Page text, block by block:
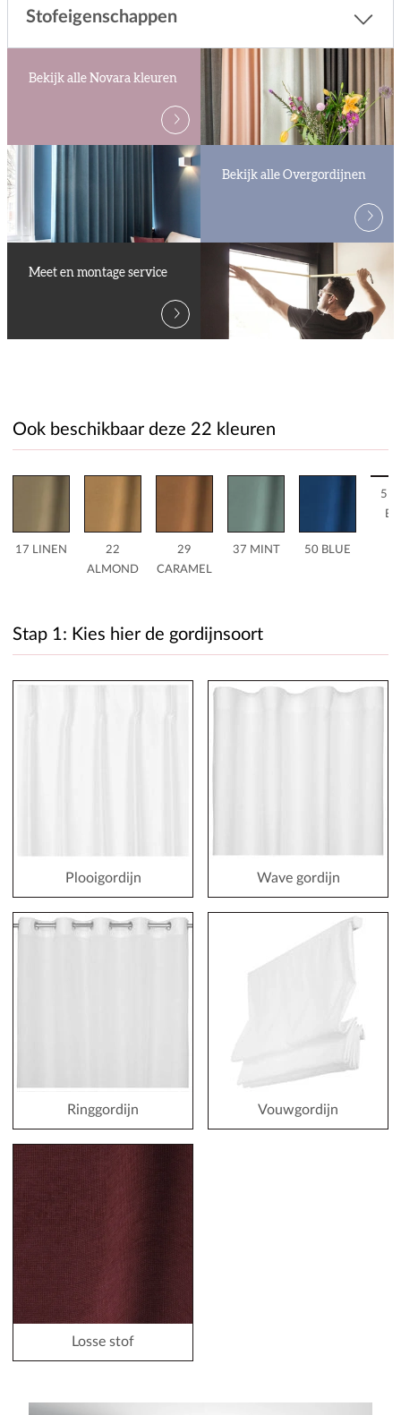
Stofeigenschappen
Bekijk alle Novara kleuren
Bekijk alle Overgordijnen
Meet en montage service
Ook beschikbaar deze 22 kleuren
17 LINEN
22
ALMOND
29
CARAMEL
37 MINT 50 BLUE
51
Stap 1: Kies hier de gordijnsoort
Plooigordijn Wave gordijn
Ringgordijn Vouwgordijn
Losse stof